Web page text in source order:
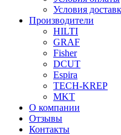
Условия
Производители
HILTI
GRAF
Fisher
DCUT
Espira
TECH-KREP
MKT
О компании
Отзывы
Контакты